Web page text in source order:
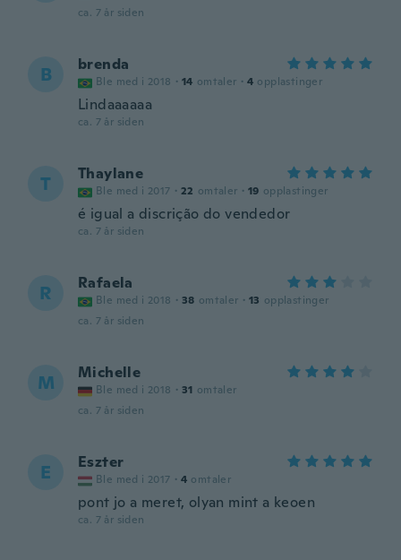
ca. 7 år siden
B brenda
Ble med i 2018 · 14 omtaler · 4 opplastinger
Lindaaaaaa
ca. 7 år siden
T Thaylane
Ble med i 2017 · 22 omtaler · 19 opplastinger
é igual a discrição do vendedor
ca. 7 år siden
R Rafaela
Ble med i 2018 · 38 omtaler · 13 opplastinger
ca. 7 år siden
M Michelle
Ble med i 2018 · 31 omtaler
ca. 7 år siden
E Eszter
Ble med i 2017 · 4 omtaler
pont jo a meret, olyan mint a keoen
ca. 7 år siden